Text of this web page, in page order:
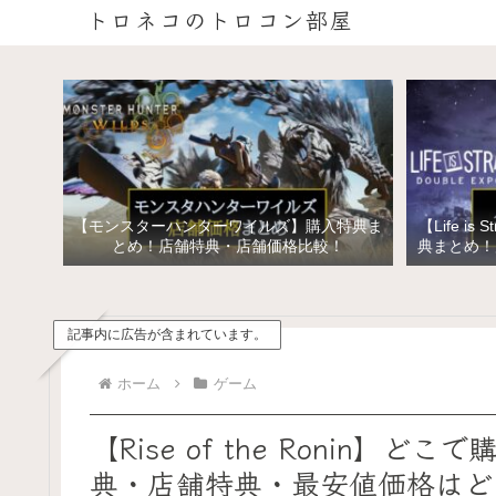
トロネコのトロコン部屋
【モンスターハンターワイルズ】購入特典ま
とめ！店舗特典・店舗価格比較！
【Life is
典まとめ
イズ ス
記事内に広告が含まれています。
ホーム ゲーム
【Rise of the Ronin】どこで
典・店舗特典・最安値価格は